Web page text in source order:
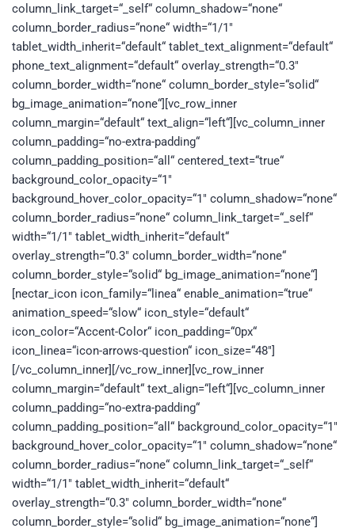
column_link_target=“_self“ column_shadow=“none“
column_border_radius=“none“ width=“1/1″
tablet_width_inherit=“default“ tablet_text_alignment=“default“
phone_text_alignment=“default“ overlay_strength=“0.3″
column_border_width=“none“ column_border_style=“solid“
bg_image_animation=“none“][vc_row_inner
column_margin=“default“ text_align=“left“][vc_column_inner
column_padding=“no-extra-padding“
column_padding_position=“all“ centered_text=“true“
background_color_opacity=“1″
background_hover_color_opacity=“1″ column_shadow=“none“
column_border_radius=“none“ column_link_target=“_self“
width=“1/1″ tablet_width_inherit=“default“
overlay_strength=“0.3″ column_border_width=“none“
column_border_style=“solid“ bg_image_animation=“none“]
[nectar_icon icon_family=“linea“ enable_animation=“true“
animation_speed=“slow“ icon_style=“default“
icon_color=“Accent-Color“ icon_padding=“0px“
icon_linea=“icon-arrows-question“ icon_size=“48″]
[/vc_column_inner][/vc_row_inner][vc_row_inner
column_margin=“default“ text_align=“left“][vc_column_inner
column_padding=“no-extra-padding“
column_padding_position=“all“ background_color_opacity=“1″
background_hover_color_opacity=“1″ column_shadow=“none“
column_border_radius=“none“ column_link_target=“_self“
width=“1/1″ tablet_width_inherit=“default“
overlay_strength=“0.3″ column_border_width=“none“
column_border_style=“solid“ bg_image_animation=“none“]